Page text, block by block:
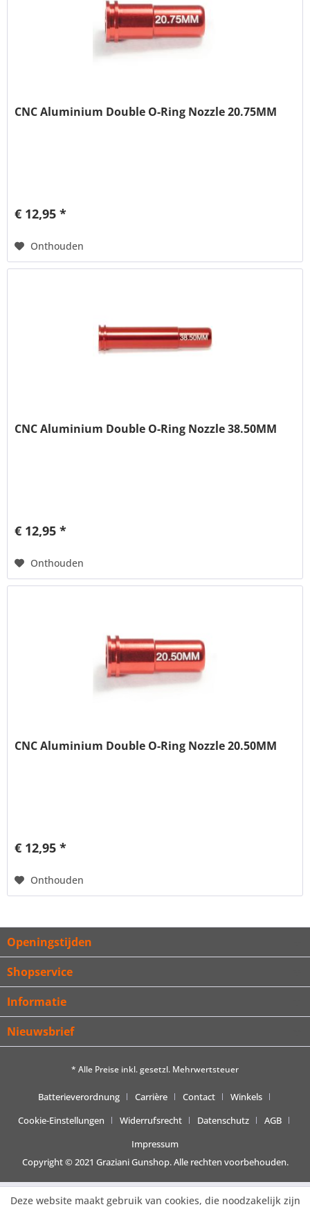
CNC Aluminium Double O-Ring Nozzle 20.75MM
€ 12,95 *
Onthouden
CNC Aluminium Double O-Ring Nozzle 38.50MM
€ 12,95 *
Onthouden
CNC Aluminium Double O-Ring Nozzle 20.50MM
€ 12,95 *
Onthouden
Openingstijden
Shopservice
Informatie
Nieuwsbrief
* Alle Preise inkl. gesetzl. Mehrwertsteuer
Batterieverordnung Carrière Contact
Winkels
Cookie-Einstellungen
Widerrufsrecht Datenschutz
AGB
Impressum
Copyright © 2021 Graziani Gunshop. Alle rechten voorbehouden.
Deze website maakt gebruik van cookies, die noodzakelijk zijn